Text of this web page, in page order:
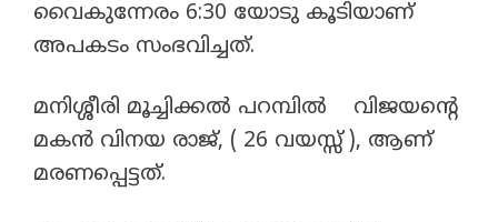
വൈകുന്നേരം 6:30 യോടു കൂടിയാണ്
അപകടം സംഭവിച്ചത്.
മനിശ്ശീരി മൂച്ചിക്കൽ പറമ്പിൽ വിജയന്റെ
മകൻ വിനയ രാജ്, ( 26 വയസ്സ് ), ആണ്
മരണപ്പെട്ടത്.